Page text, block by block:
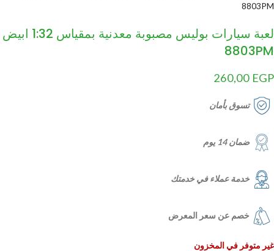
8803PM
لعبة سيارات بوليس مصبوبة معدنية بمقياس 1:32 ابيض
8803PM
260,00 EGP
تسوق بأمان
ضمان 14 يوم
خدمة عملاء في خدمتك
خصم عن سعر المعرض
غير متوفر في المخزون